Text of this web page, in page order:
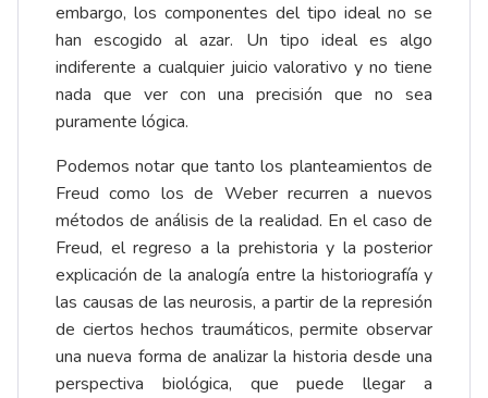
embargo, los componentes del tipo ideal no se
han escogido al azar. Un tipo ideal es algo
indiferente a cualquier juicio valorativo y no tiene
nada que ver con una precisión que no sea
puramente lógica.
Podemos notar que tanto los planteamientos de
Freud como los de Weber recurren a nuevos
métodos de análisis de la realidad. En el caso de
Freud, el regreso a la prehistoria y la posterior
explicación de la analogía entre la historiografía y
las causas de las neurosis, a partir de la represión
de ciertos hechos traumáticos, permite observar
una nueva forma de analizar la historia desde una
perspectiva biológica, que puede llegar a